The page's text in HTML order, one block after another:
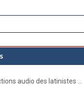
audio des latinistes …